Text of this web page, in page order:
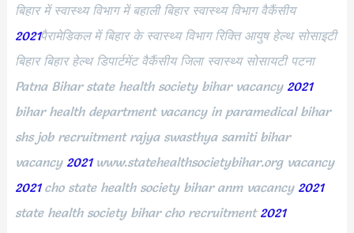
बिहार में स्वास्थ्य विभाग में बहाली बिहार स्वास्थ्य विभाग वैकैंसीय
2021पैरामेडिकल में बिहार के स्वास्थ्य विभाग रिक्ति आयुष हेल्थ सोसाइटी
बिहार बिहार हेल्थ डिपार्टमेंट वैकैंसीय जिला स्वास्थ्य सोसायटी पटना
Patna Bihar state health society bihar vacancy 2021
bihar health department vacancy in paramedical bihar
shs job recruitment rajya swasthya samiti bihar
vacancy 2021www.statehealthsocietybihar.org vacancy
2021cho state health society bihar anm vacancy 2021
state health society bihar cho recruitment 2021